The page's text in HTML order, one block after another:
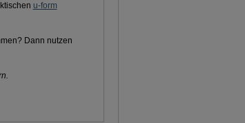
u-form
Dann nutzen